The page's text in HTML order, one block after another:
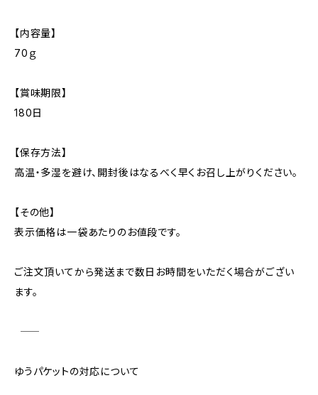
【内容量】
70ｇ
【賞味期限】
180日
【保存方法】
高温・多湿を避け、開封後はなるべく早くお召し上がりください。
【その他】
表示価格は一袋あたりのお値段です。
ご注文頂いてから発送まで数日お時間をいただく場合がござい
ます。
――――――――――――――――――――――――――――――――
ゆうパケットの対応について